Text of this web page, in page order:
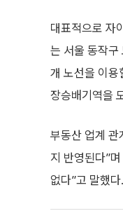
대표적으로 자
는 서울 동작구
개 노선을 이용
장승배기역을
부동산 업계 관
지 반영된다”
없다”고 말했다.